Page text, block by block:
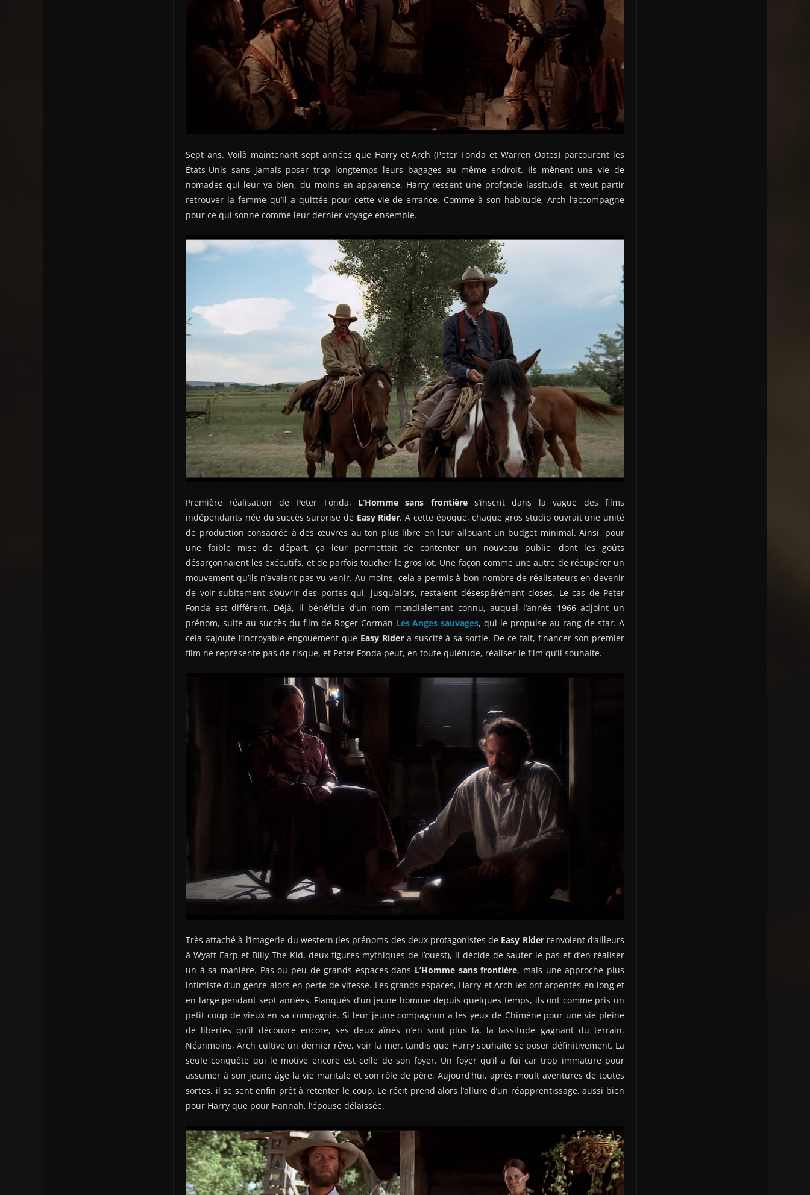
Sept ans. Voilà maintenant sept années que Harry et Arch (Peter Fonda et Warren Oates) parcourent les
États-Unis sans jamais poser trop longtemps leurs bagages au même endroit. Ils mènent une vie de
nomades qui leur va bien, du moins en apparence. Harry ressent une profonde lassitude, et veut partir
retrouver la femme qu’il a quittée pour cette vie de errance. Comme à son habitude, Arch l’accompagne
pour ce qui sonne comme leur dernier voyage ensemble.
Première réalisation de Peter Fonda, L’Homme sans frontières’inscrit dans la vague des films
indépendants née du succès surprise de Easy Rider. A cette époque, chaque gros studio ouvrait une unité
de production consacrée à des œuvres au ton plus libre en leur allouant un budget minimal. Ainsi, pour
une faible mise de départ, ça leur permettait de contenter un nouveau public, dont les goûts
désarçonnaient les exécutifs, et de parfois toucher le gros lot. Une façon comme une autre de récupérer un
mouvement qu’ils n’avaient pas vu venir. Au moins, cela a permis à bon nombre de réalisateurs en devenir
de voir subitement s’ouvrir des portes qui, jusqu’alors, restaient désespérément closes. Le cas de Peter
Fonda est différent. Déjà, il bénéficie d’un nom mondialement connu, auquel l’année 1966 adjoint un
prénom, suite au succès du film de Roger Corman Les Anges sauvages, qui le propulse au rang de star. A
cela s’ajoute l’incroyable engouement que Easy Ridera suscité à sa sortie. De ce fait, financer son premier
film ne représente pas de risque, et Peter Fonda peut, en toute quiétude, réaliser le film qu’il souhaite.
Très attaché à l’imagerie du western (les prénoms des deux protagonistes de Easy Riderrenvoient d’ailleurs
à Wyatt Earp et Billy The Kid, deux figures mythiques de l’ouest), il décide de sauter le pas et d’en réaliser
un à sa manière. Pas ou peu de grands espaces dans L’Homme sans frontière, mais une approche plus
intimiste d’un genre alors en perte de vitesse. Les grands espaces, Harry et Arch les ont arpentés en long et
en large pendant sept années. Flanqués d’un jeune homme depuis quelques temps, ils ont comme pris un
petit coup de vieux en sa compagnie. Si leur jeune compagnon a les yeux de Chimène pour une vie pleine
de libertés qu’il découvre encore, ses deux aînés n’en sont plus là, la lassitude gagnant du terrain.
Néanmoins, Arch cultive un dernier rêve, voir la mer, tandis que Harry souhaite se poser définitivement. La
seule conquête qui le motive encore est celle de son foyer. Un foyer qu’il a fui car trop immature pour
assumer à son jeune âge la vie maritale et son rôle de père. Aujourd’hui, après moult aventures de toutes
sortes, il se sent enfin prêt à retenter le coup. Le récit prend alors l’allure d’un réapprentissage, aussi bien
pour Harry que pour Hannah, l’épouse délaissée.